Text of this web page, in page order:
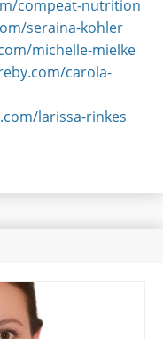
compeat-nutrition
seraina-kohler
michelle-mielke
carola-
larissa-rinkes